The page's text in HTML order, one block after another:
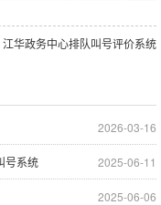
江华政务中心排队叫号评价系统
2026-03-16
2025-06-11
号系统
2025-06-06